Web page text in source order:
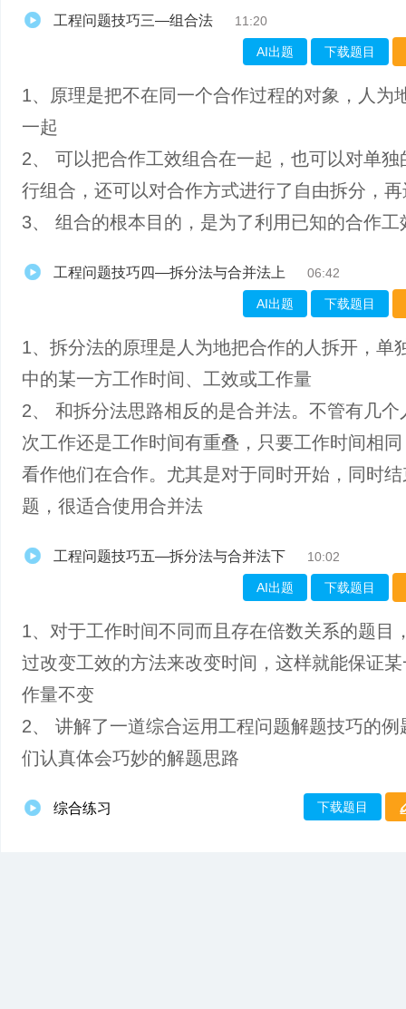
工程问题技巧三—组合法 11:20
AI出题 下载题目
1、​原理是把不在同一个合作过程的对象，人为
一起
2、 可以把合作工效组合在一起，也可以对单独
行组合，还可以对合作方式进行了自由拆分，
3、 组合的根本目的，是为了利用已知的合作工
工程问题技巧四—拆分法与合并法上 06:42
AI出题 下载题目
1、拆分法的原理是人为地把合作的人拆开，单
中的某一方工作时间、工效或工作量
2、 和拆分法思路相反的是合并法。不管有几个
次工作还是工作时间有重叠，只要工作时间相
看作他们在合作。尤其是对于同时开始，同时
题，很适合使用合并法
工程问题技巧五—拆分法与合并法下 10:02
AI出题 下载题目
1、对于工作时间不同而且存在倍数关系的题目
过改变工效的方法来改变时间，这样就能保证
作量不变
2、 讲解了一道综合运用工程问题解题技巧的例
们认真体会巧妙的解题思路
综合练习 下载题目